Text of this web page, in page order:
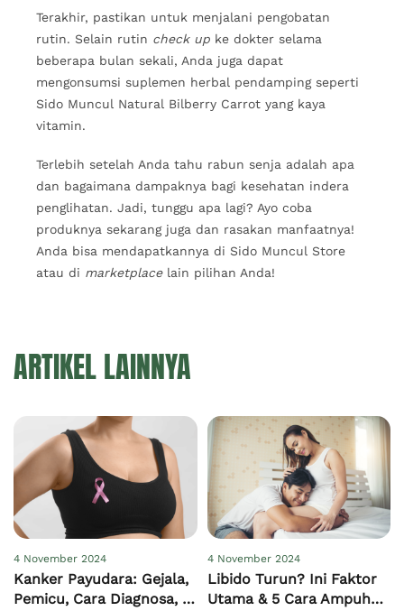
Terakhir, pastikan untuk menjalani pengobatan
rutin. Selain rutin check up ke dokter selama
beberapa bulan sekali, Anda juga dapat
mengonsumsi suplemen herbal pendamping seperti
Sido Muncul Natural Bilberry Carrot yang kaya
vitamin.
Terlebih setelah Anda tahu rabun senja adalah apa
dan bagaimana dampaknya bagi kesehatan indera
penglihatan. Jadi, tunggu apa lagi? Ayo coba
produknya sekarang juga dan rasakan manfaatnya!
Anda bisa mendapatkannya di Sido Muncul Store
atau di marketplacelain pilihan Anda!
ARTIKEL LAINNYA
4 November 2024
Kanker Payudara: Gejala,
Pemicu, Cara Diagnosa, &
4 November 2024
Libido Turun? Ini Faktor
Utama & 5 Cara Ampuh